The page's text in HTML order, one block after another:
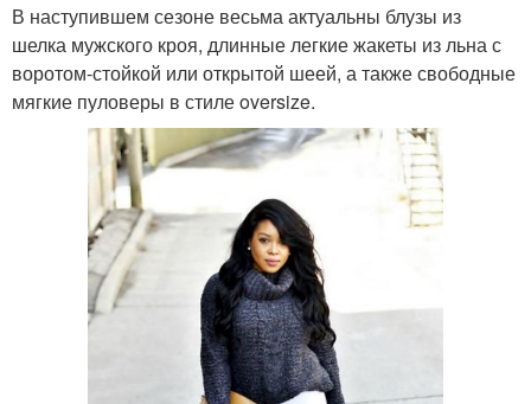
В наступившем сезоне весьма актуальны блузы из
шелка мужского кроя, длинные легкие жакеты из льна с
воротом-стойкой или открытой шеей, а также свободные
мягкие пуловеры в стиле oversize.